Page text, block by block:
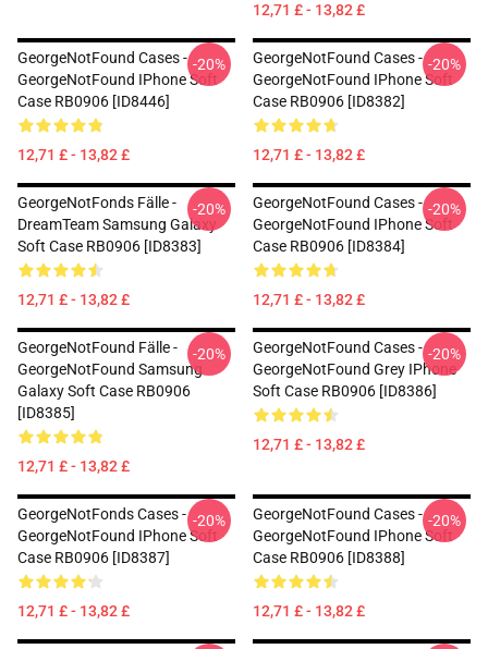
12,71 £ - 13,82 £
GeorgeNotFound Cases -
GeorgeNotFound IPhone Soft
Case RB0906 [ID8446]
12,71 £ - 13,82 £
-20%
GeorgeNotFound Cases -
GeorgeNotFound IPhone Soft
Case RB0906 [ID8382]
12,71 £ - 13,82 £
-20%
GeorgeNotFonds Fälle -
DreamTeam Samsung Galaxy
Soft Case RB0906 [ID8383]
12,71 £ - 13,82 £
-20%
GeorgeNotFound Cases -
GeorgeNotFound IPhone Soft
Case RB0906 [ID8384]
12,71 £ - 13,82 £
-20%
GeorgeNotFound Fälle -
GeorgeNotFound Samsung
Galaxy Soft Case RB0906
[ID8385]
12,71 £ - 13,82 £
-20%
GeorgeNotFound Cases -
GeorgeNotFound Grey IPhone
Soft Case RB0906 [ID8386]
12,71 £ - 13,82 £
-20%
GeorgeNotFonds Cases -
GeorgeNotFound IPhone Soft
Case RB0906 [ID8387]
12,71 £ - 13,82 £
-20%
GeorgeNotFound Cases -
GeorgeNotFound IPhone Soft
Case RB0906 [ID8388]
12,71 £ - 13,82 £
-20%